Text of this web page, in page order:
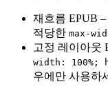
재흐름 EPUB
적당한 max-
고정 레이아웃
width: 100%;
우에만 사용하